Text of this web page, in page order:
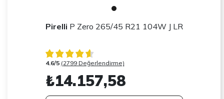
Pirelli P Zero 265/45 R21 104W J LR
4.6/5 (2799 Değerlendirme)
₺14.157,58